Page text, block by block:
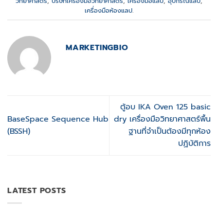
เครื่องมือห้องแลป.
MARKETINGBIO
BaseSpace Sequence Hub
(BSSH)
ตู้อบ IKA Oven 125 basic
dry เครื่องมือวิทยาศาสตร์พื้น
ฐานที่จำเป็นต้องมีทุกห้อง
ปฏิบัติการ
LATEST POSTS